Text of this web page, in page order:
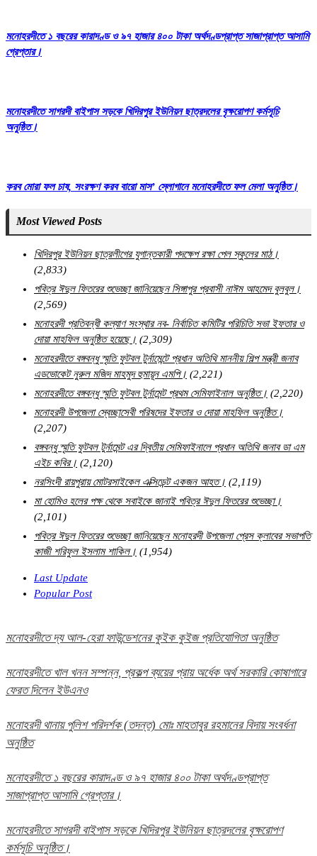
মনোহরদীতে ১ বছরের কারাদণ্ড ও ৯৭ হাজার ৪০০ টাকা অর্থদণ্ডপ্রাপ্ত সাজাপ্রাপ্ত আসামি
গ্রেপ্তার।
মনোহরদীতে সাগরদী বাইপাস সড়কে খিদিরপুর ইউনিয়ন ছাত্রদলের বৃক্ষরোপণ কর্মসূচি
অনুষ্ঠিত।
করব মোরা ফল চাষ, সংরক্ষণ করব বারো মাস’ স্লোগানে মনোহরদীতে ফল মেলা অনুষ্ঠিত।
Most Viewed Posts
খিদিরপুর ইউনিয়ন ছাত্রলীগের যুগান্তকারী পদক্ষেপ রক্ষা পেল স্কুলের মাঠ।
(2,833)
পবিত্র ঈদুল ফিতরের শুভেচ্ছা জানিয়েছেন সিঙ্গাপুর প্রবাসী নাঈম আহমেদ বুলবুল।
(2,569)
মনোহরদী প্রতিবন্ধী কল্যাণ সংস্থার নব- নির্বাচিত কমিটির পরিচিতি সভা ইফতার ও
দোয়া মাহফিল অনুষ্ঠিত হয়েছে। (2,309)
মনোহরদীতে বঙ্গবন্ধু স্মৃতি ফুটবল টুর্নামেন্টে প্রধান অতিথি মাননীয় শিল্প মন্ত্রী জনাব
এডভোকেট নুরুল মজিদ মাহমুদ হুমায়ূন এমপি। (2,221)
মনোহরদীতে বঙ্গবন্ধু স্মৃতি ফুটবল টুর্নামেন্ট প্রথম সেমিফাইনাল অনুষ্ঠিত। (2,220)
মনোহরদী উপজেলা স্বেচ্ছাসেবী পরিষদের ইফতার ও দোয়া মাহফিল অনুষ্ঠিত।
(2,207)
বঙ্গবন্ধু স্মৃতি ফুটবল টুর্নামেন্ট এর দ্বিতীয় সেমিফাইনালে প্রধান অতিথি জনাব ডা এম
এইচ কবির। (2,120)
নরসিংদী রায়পুরায় মোটরসাইকেল এক্সিডেন্ট একজন আহত। (2,119)
মা হোমিও হলের পক্ষ থেকে সবাইকে জানাই পবিত্র ঈদুল ফিতরের শুভেচ্ছা।
(2,101)
পবিত্র ঈদুল ফিতরের শুভেচ্ছা জানিয়েছেন মনোহরদী উপজেলা প্রেস ক্লাবের সভাপতি
কাজী শরিফুল ইসলাম শাকিল। (1,954)
Last Update
Popular Post
মনোহরদীতে দ্য আল-হেরা ফাউন্ডেশনের কুইক কুইজ প্রতিযোগিতা অনুষ্ঠিত
মনোহরদীতে খাল খনন সম্পন্ন, প্রকল্প ব্যয়ের প্রায় অর্ধেক অর্থ সরকারি কোষাগারে
ফেরত দিলেন ইউএনও
মনোহরদী থানায় পুলিশ পরিদর্শক (তদন্ত) মোঃ মাহতাবুর রহমানের বিদায় সংবর্ধনা
অনুষ্ঠিত
মনোহরদীতে ১ বছরের কারাদণ্ড ও ৯৭ হাজার ৪০০ টাকা অর্থদণ্ডপ্রাপ্ত
সাজাপ্রাপ্ত আসামি গ্রেপ্তার।
মনোহরদীতে সাগরদী বাইপাস সড়কে খিদিরপুর ইউনিয়ন ছাত্রদলের বৃক্ষরোপণ
কর্মসূচি অনুষ্ঠিত।